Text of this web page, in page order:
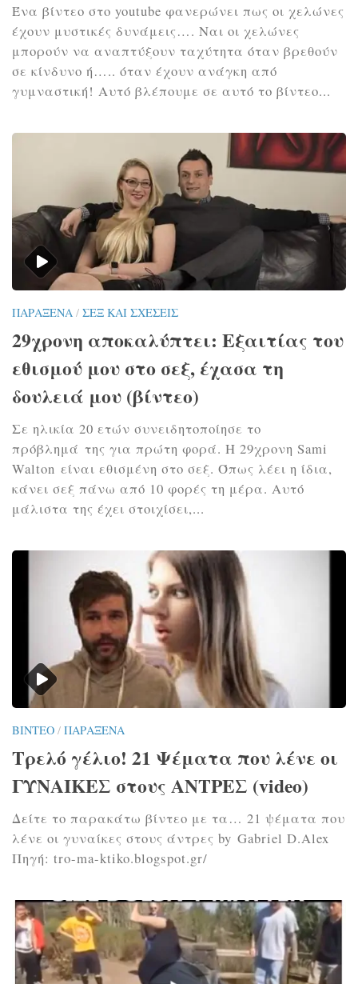
Ένα βίντεο στο youtube φανερώνει πως οι χελώνες
έχουν μυστικές δυνάμεις…. Ναι οι χελώνες
μπορούν να αναπτύξουν ταχύτητα όταν βρεθούν
σε κίνδυνο ή….. όταν έχουν ανάγκη από
γυμναστική! Αυτό βλέπουμε σε αυτό το βίντεο...
ΠΑΡΆΞΕΝΑ / ΣΕΞ ΚΑΙ ΣΧΈΣΕΙΣ
29χρονη αποκαλύπτει: Εξαιτίας του
εθισμού μου στο σεξ, έχασα τη
δουλειά μου (βίντεο)
Σε ηλικία 20 ετών συνειδητοποίησε το
πρόβλημά της για πρώτη φορά. Η 29χρονη Sami
Walton είναι εθισμένη στο σεξ. Όπως λέει η ίδια,
κάνει σεξ πάνω από 10 φορές τη μέρα. Αυτό
μάλιστα της έχει στοιχίσει,...
ΒΊΝΤΕΟ / ΠΑΡΆΞΕΝΑ
Τρελό γέλιο! 21 Ψέματα που λένε οι
ΓΥΝΑΙΚΕΣ στους ΑΝΤΡΕΣ (video)
Δείτε το παρακάτω βίντεο με τα… 21 ψέματα που
λένε οι γυναίκες στους άντρες by Gabriel D.Alex
Πηγή: tro-ma-ktiko.blogspot.gr/